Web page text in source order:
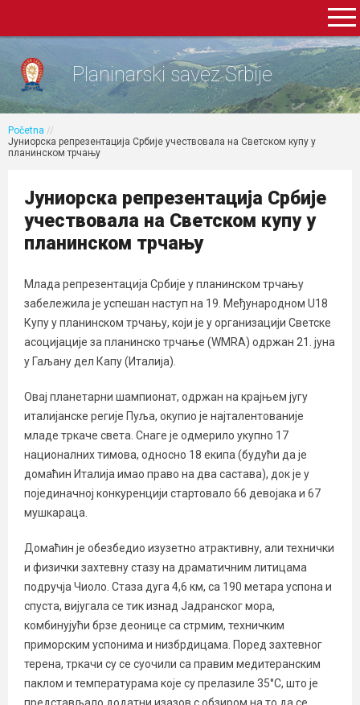
Planinarski savez Srbije
Početna //
Јуниорска репрезентација Србије учествовала на Светском купу у
планинском трчању
Јуниорска репрезентација Србије
учествовала на Светском купу у
планинском трчању
Млада репрезентација Србије у планинском трчању
забележила је успешан наступ на 19. Међународном U18
Купу у планинском трчању, који је у организацији Светске
асоцијације за планинско трчање (WMRA) одржан 21. јуна
у Гаљану дел Капу (Италија).
Овај планетарни шампионат, одржан на крајњем југу
италијанске регије Пуља, окупио је најталентованије
младе тркаче света. Снаге је одмерило укупно 17
националних тимова, односно 18 екипа (будући да је
домаћин Италија имао право на два састава), док је у
појединачној конкуренцији стартовало 66 девојака и 67
мушкараца.
Домаћин је обезбедио изузетно атрактивну, али технички
и физички захтевну стазу на драматичним литицама
подручја Чиоло. Стаза дуга 4,6 км, са 190 метара успона и
спуста, вијугала се тик изнад Јадранског мора,
комбинујући брзе деонице са стрмим, техничким
приморским успонима и низбрдицама. Поред захтевног
терена, тркачи су се суочили са правим медитеранским
паклом и температурама које су прелазиле 35°C, што је